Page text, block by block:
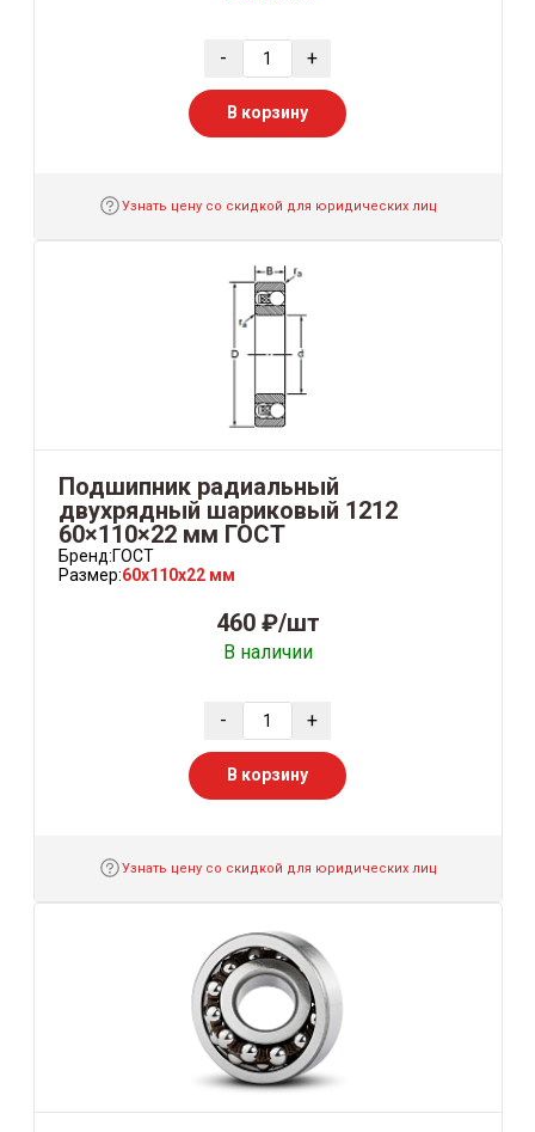
- +
В корзину
Узнать цену со скидкой для юридических лиц
Подшипник радиальный
двухрядный шариковый 1212
60×110×22 мм ГОСТ
Бренд:ГОСТ
Размер:60x110x22 мм
460 ₽/шт
В наличии
- +
В корзину
Узнать цену со скидкой для юридических лиц